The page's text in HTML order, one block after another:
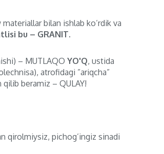
bilan ishlab ko’rdik va
bu – GRANIT.
– MUTLAQO YO'Q, ustida
atrofidagi ”ariqcha”
beramiz – QULAY!
qirolmiysiz, pichog’ingiz sinadi